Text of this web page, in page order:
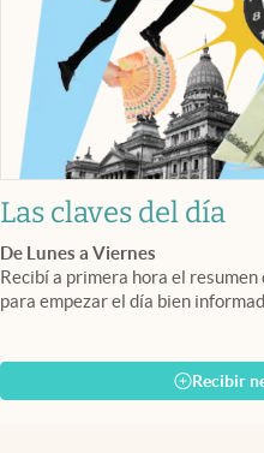
Las claves del día
De Lunes a Viernes
Recibí a primera hora el
para empezar el día bien
Recibir